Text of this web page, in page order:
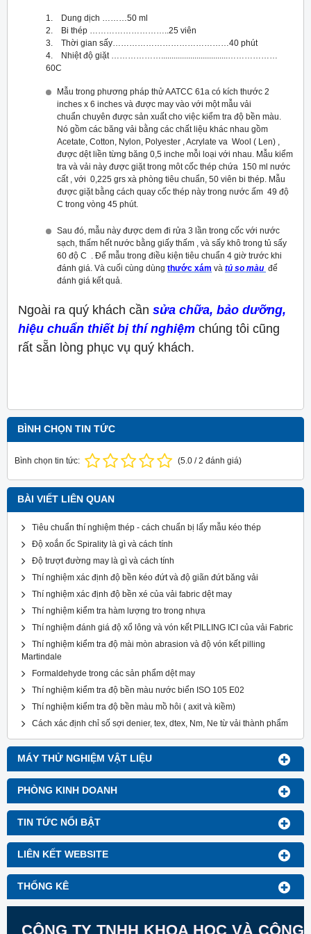
MÁY THỬ NGHIỆM VẬT LIỆU
PHÒNG KINH DOANH
TIN TỨC NỔI BẬT
LIÊN KẾT WEBSITE
THỐNG KÊ
1. Dung dịch ………50 ml
2. Bi thép ………………………..25 viên
3. Thời gian sấy……………………………………40 phút
4. Nhiệt độ giặt ………………................................………………
60C
Mẫu trong phương pháp thử AATCC 61a có kích thước 2
inches x 6 inches và được may vào với một mẫu vải
chuẩn chuyên được sản xuất cho việc kiểm tra độ bền màu.
Nó gồm các băng vải bằng các chất liệu khác nhau gồm
Acetate, Cotton, Nylon, Polyester , Acrylate va Wool ( Len) ,
được dệt liền từng băng 0,5 inche mỗi loại với nhau. Mẫu kiểm
tra và vải này được giặt trong môt cốc thép chứa 150 ml nước
cất , với 0,225 grs xà phòng tiêu chuẩn, 50 viên bi thép. Mẫu
được giặt bằng cách quay cốc thép này trong nước ấm 49 độ
C trong vòng 45 phút.
Sau đó, mẫu này được dem đi rửa 3 lần trong cốc với nước
sạch, thấm hết nước bằng giấy thấm , và sấy khô trong tủ sấy
60 độ C . Để mẫu trong điều kiện tiêu chuẩn 4 giờ trước khi
đánh giá. Và cuối cùng dùng thước xám và tủ so màu để
đánh giá kết quả.
Ngoài ra quý khách cần sửa chữa, bảo dưỡng,
hiệu chuẩn thiết bị thí nghiệm chúng tôi cũng
rất sẵn lòng phục vụ quý khách.
BÌNH CHỌN TIN TỨC
Bình chọn tin tức: (5.0 /2 đánh giá)
BÀI VIẾT LIÊN QUAN
Tiêu chuẩn thí nghiệm thép - cách chuẩn bị lấy mẫu kéo thép
Độ xoắn ốc Spirality là gì và cách tính
Độ trượt đường may là gì và cách tính
Thí nghiệm xác định độ bền kéo đứt và độ giãn đứt băng vải
Thí nghiệm xác định độ bền xé của vải fabric dệt may
Thí nghiệm kiểm tra hàm lượng tro trong nhựa
Thí nghiệm đánh giá độ xổ lông và vón kết PILLING ICI của vải Fabric
Thí nghiệm kiểm tra độ mài mòn abrasion và độ vón kết pilling
Martindale
Formaldehyde trong các sản phẩm dệt may
Thí nghiệm kiểm tra độ bền màu nước biển ISO 105 E02
Thí nghiệm kiểm tra độ bền màu mồ hôi ( axit và kiềm)
Cách xác định chỉ số sợi denier, tex, dtex, Nm, Ne từ vải thành phẩm
CÔNG TY TNHH KHOA HỌC VÀ CÔNG